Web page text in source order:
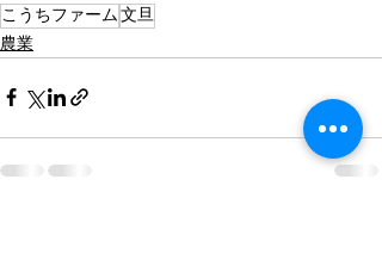
こうちファーム文旦
農業